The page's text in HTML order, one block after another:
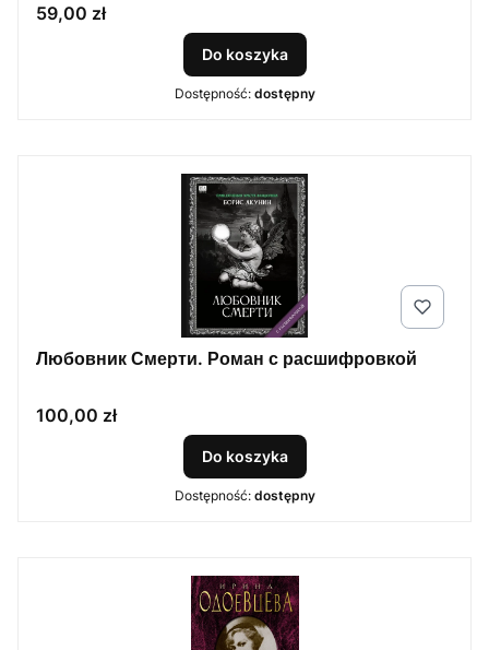
Cena
59,00 zł
Do koszyka
Dostępność: dostępny
Любовник Смерти. Роман с расшифровкой
Cena
100,00 zł
Do koszyka
Dostępność: dostępny